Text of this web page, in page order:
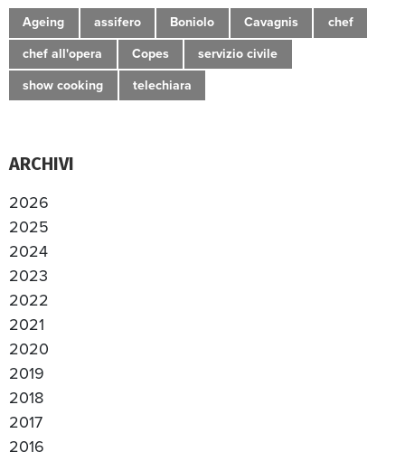
Ageing assifero Boniolo Cavagnis chef
chef all'opera Copes servizio civile
show cooking telechiara
ARCHIVI
2026
2025
2024
2023
2022
2021
2020
2019
2018
2017
2016